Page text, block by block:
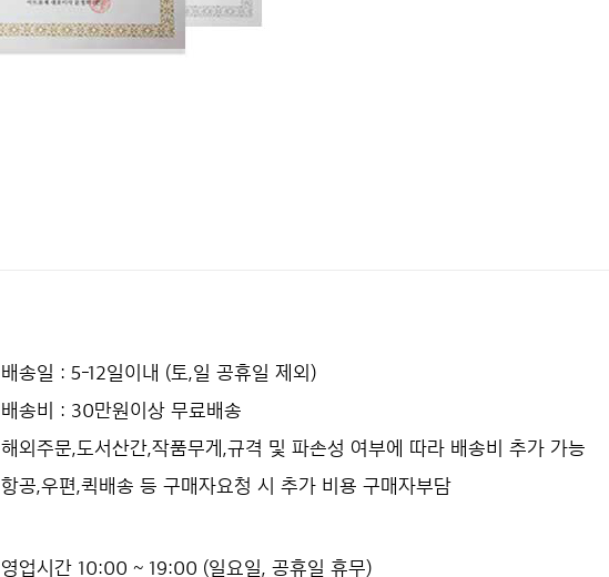
배송일 : 5-12일이내 (토,일 공휴일 제외)
배송비 : 30만원이상 무료배송
해외주문,도서산간,작품무게,규격 및 파손성 여부에 따라 배송비 추가 가능
항공,우편,퀵배송 등 구매자요청 시 추가 비용 구매자부담
영업시간 10:00 ~ 19:00 (일요일, 공휴일 휴무)